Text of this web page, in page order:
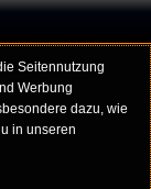
Seitennutzung
Werbung
dazu, wie
in unseren